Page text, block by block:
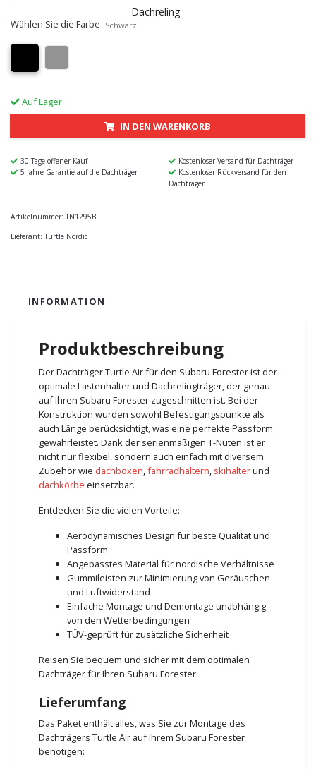
Dachreling
Wählen Sie die Farbe Schwarz
Auf Lager
IN DEN WARENKORB
30 Tage offener Kauf
Kostenloser Versand für Dachträger
5 Jahre Garantie auf die Dachträger
Kostenloser Rückversand für den
Dachträger
Artikelnummer: TN1295B
Lieferant: Turtle Nordic
INFORMATION
Produktbeschreibung
Der Dachträger Turtle Air für den Subaru Forester ist der
optimale Lastenhalter und Dachrelingträger, der genau
auf Ihren Subaru Forester zugeschnitten ist. Bei der
Konstruktion wurden sowohl Befestigungspunkte als
auch Länge berücksichtigt, was eine perfekte Passform
gewährleistet. Dank der serienmäßigen T-Nuten ist er
nicht nur flexibel, sondern auch einfach mit diversem
Zubehör wie dachboxen,fahrradhaltern, skihalterund
dachkörbe einsetzbar.
Entdecken Sie die vielen Vorteile:
Aerodynamisches Design für beste Qualität und
Passform
Angepasstes Material für nordische Verhältnisse
Gummileisten zur Minimierung von Geräuschen
und Luftwiderstand
Einfache Montage und Demontage unabhängig
von den Wetterbedingungen
TÜV-geprüft für zusätzliche Sicherheit
Reisen Sie bequem und sicher mit dem optimalen
Dachträger für Ihren Subaru Forester.
Lieferumfang
Das Paket enthält alles, was Sie zur Montage des
Dachträgers Turtle Air auf Ihrem Subaru Forester
benötigen: